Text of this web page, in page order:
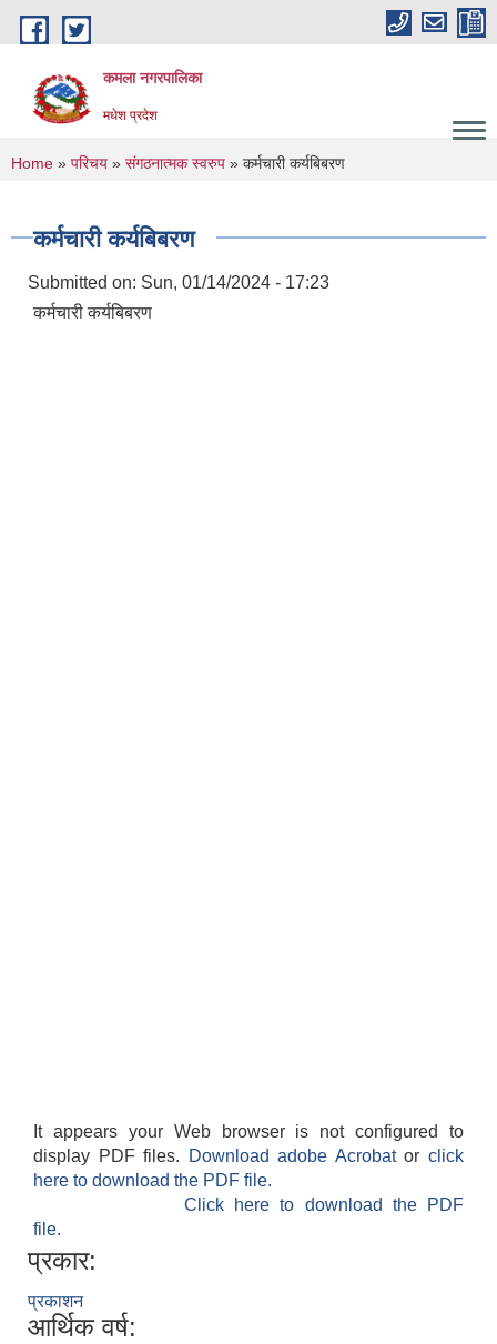
Skip to main content
कमला नगरपालिका
मधेश प्रदेश
You are here
Home » परिचय » संगठनात्मक स्वरुप » कर्मचारी कर्यबिबरण
कर्मचारी कर्यबिबरण
Submitted on: Sun, 01/14/2024 - 17:23
कर्मचारी कर्यबिबरण
It appears your Web browser is not configured to
display PDF files.
Download adobe Acrobatorclick
here to download the PDF file.
Click here to download the PDF
file.
प्रकार:
प्रकाशन
आर्थिक वर्ष: